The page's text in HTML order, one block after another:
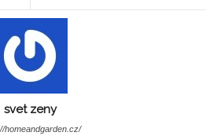
svet zeny
homeandgarden.cz/